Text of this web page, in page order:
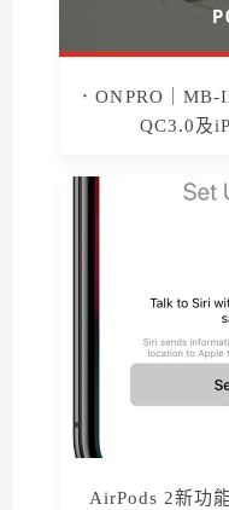
．ONPRO｜
QC3.0及
AirPods 2新功